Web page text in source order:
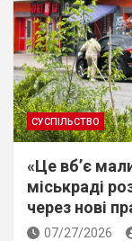
СУСПІЛЬСТВО
«Це вб’є
міськраді
через нові
07/27/2026